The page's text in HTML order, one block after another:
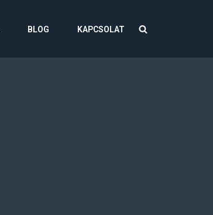
BLOG KAPCSOLAT